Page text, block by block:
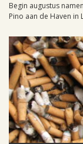
Begin augustus
Pino aan de Haven in